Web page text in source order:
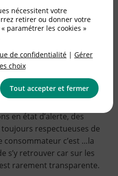
le 05/06/2025
rencontrer de vrais
sont les outils et ce qu’il
poisson ?
en état d’alerte, des
respectueuses de
consommateur c’est …la
s’y retrouver car sur les
rarement transparente.
nécessitent votre
retirer ou donner votre
paramétrer les cookies »
de confidentialité | Gérer
choix
Tout accepter et fermer